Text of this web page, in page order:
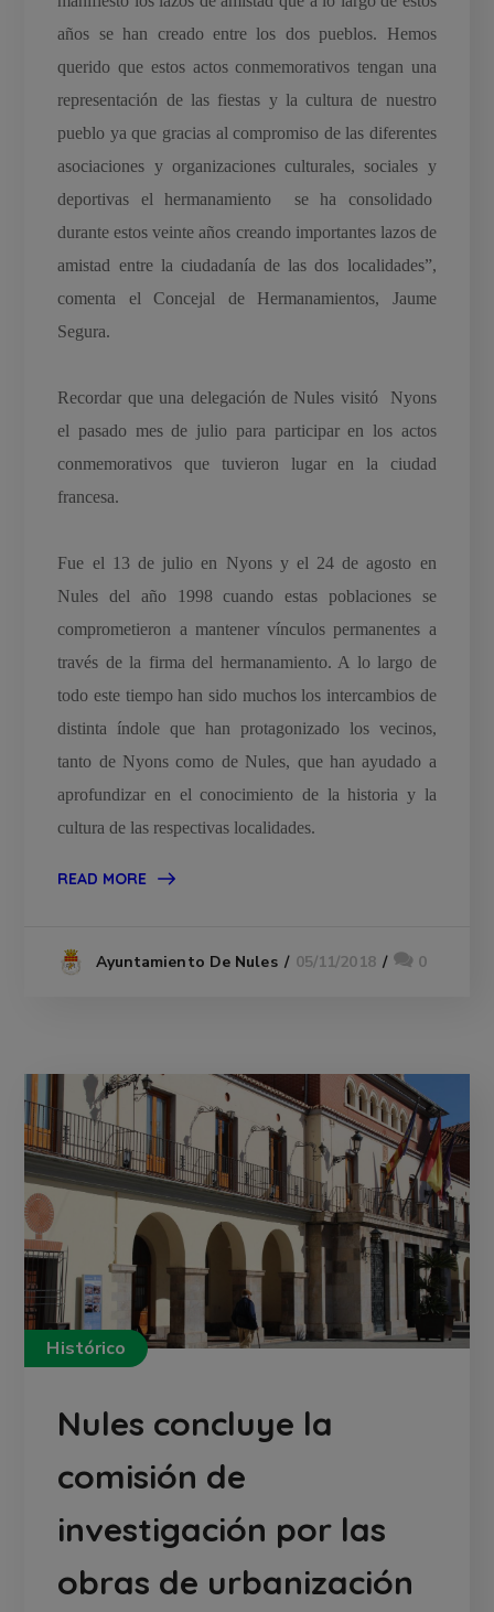
años se han creado entre los dos pueblos. Hemos
querido que estos actos conmemorativos tengan una
representación de las fiestas y la cultura de nuestro
pueblo ya que gracias al compromiso de las diferentes
asociaciones y organizaciones culturales, sociales y
deportivas el hermanamiento se ha consolidado
durante estos veinte años creando importantes lazos de
amistad entre la ciudadanía de las dos localidades”,
comenta el Concejal de Hermanamientos, Jaume
Segura.
Recordar que una delegación de Nules visitó Nyons
el pasado mes de julio para participar en los actos
conmemorativos que tuvieron lugar en la ciudad
francesa.
Fue el 13 de julio en Nyons y el 24 de agosto en
Nules del año 1998 cuando estas poblaciones se
comprometieron a mantener vínculos permanentes a
través de la firma del hermanamiento. A lo largo de
todo este tiempo han sido muchos los intercambios de
distinta índole que han protagonizado los vecinos,
tanto de Nyons como de Nules, que han ayudado a
aprofundizar en el conocimiento de la historia y la
cultura de las respectivas localidades.
READ MORE
Ayuntamiento De Nules 05/11/2018 0
Histórico
Nules concluye la
comisión de
investigación por las
obras de urbanización